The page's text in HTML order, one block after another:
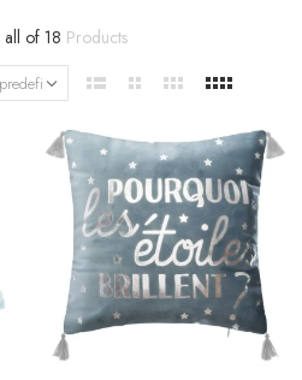
all of 18 Products